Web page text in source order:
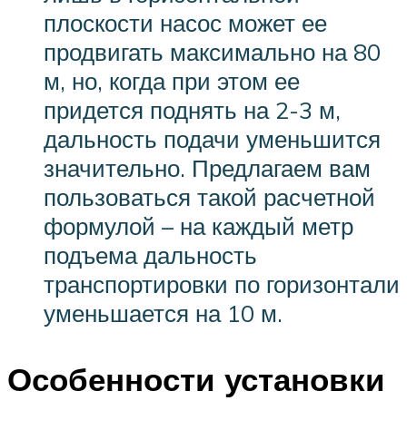
плоскости насос может ее
продвигать максимально на 80
м, но, когда при этом ее
придется поднять на 2-3 м,
дальность подачи уменьшится
значительно. Предлагаем вам
пользоваться такой расчетной
формулой – на каждый метр
подъема дальность
транспортировки по горизонтали
уменьшается на 10 м.
Особенности установки